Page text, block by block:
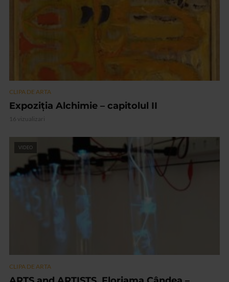
CLIPA DE ARTA
Expoziția Alchimie – capitolul II
16 vizualizari
VIDEO
CLIPA DE ARTA